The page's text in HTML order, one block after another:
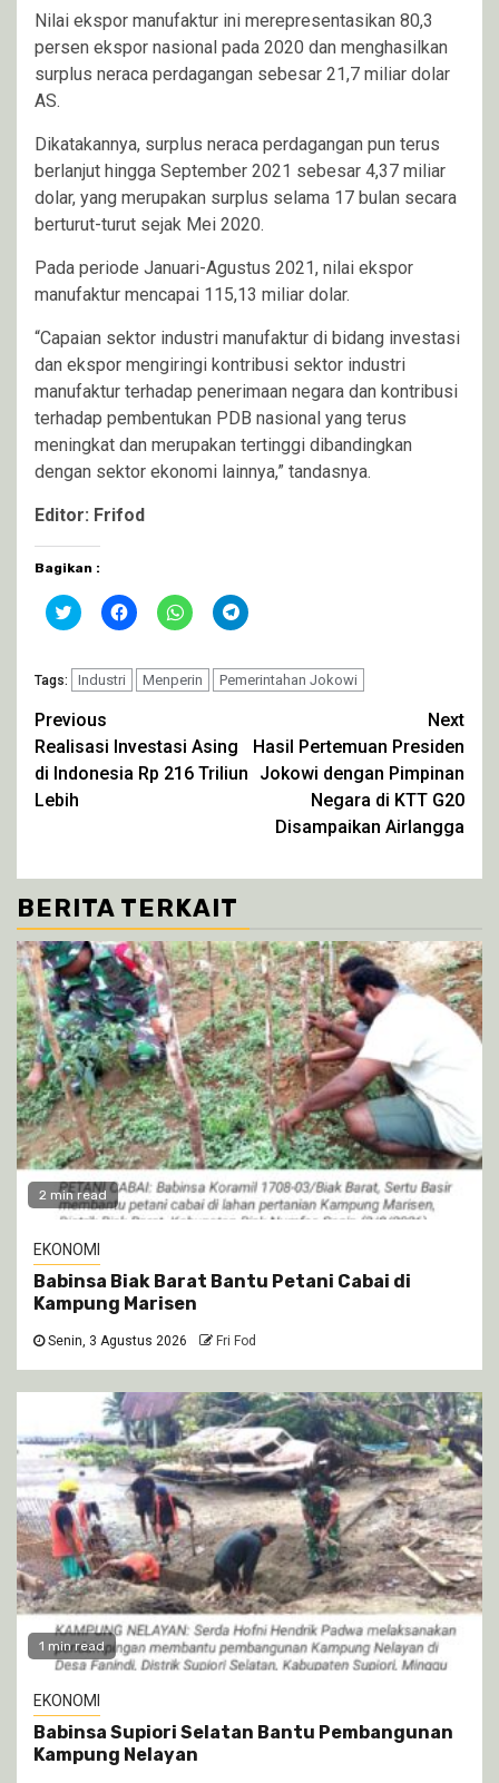
Nilai ekspor manufaktur ini merepresentasikan 80,3
persen ekspor nasional pada 2020 dan menghasilkan
surplus neraca perdagangan sebesar 21,7 miliar dolar
AS.
Dikatakannya, surplus neraca perdagangan pun terus
berlanjut hingga September 2021 sebesar 4,37 miliar
dolar, yang merupakan surplus selama 17 bulan secara
berturut-turut sejak Mei 2020.
Pada periode Januari-Agustus 2021, nilai ekspor
manufaktur mencapai 115,13 miliar dolar.
“Capaian sektor industri manufaktur di bidang investasi
dan ekspor mengiringi kontribusi sektor industri
manufaktur terhadap penerimaan negara dan kontribusi
terhadap pembentukan PDB nasional yang terus
meningkat dan merupakan tertinggi dibandingkan
dengan sektor ekonomi lainnya,” tandasnya.
Editor: Frifod
Bagikan :
Klik
untuk
Twitter(Membuka
di
jendela
yang
baru)
Klik
untuk
Facebook(Membuka
jendela
Klik
untuk
WhatsApp(Membuka
di
jendela
Klik
untuk
Telegram(Membuka
di
jendela
Tags: Industri Menperin Pemerintahan Jokowi
Continue
Reading
Previous
Realisasi Investasi Asing
di Indonesia Rp 216 Triliun
Lebih
Next
Hasil Pertemuan Presiden
Jokowi dengan Pimpinan
Negara di KTT G20
Disampaikan Airlangga
BERITA TERKAIT
2 min read
EKONOMI
Babinsa Biak Barat Bantu Petani Cabai di
Kampung Marisen
Senin, 3 Agustus 2026 Fri Fod
1 min read
EKONOMI
Babinsa Supiori Selatan Bantu Pembangunan
Kampung Nelayan